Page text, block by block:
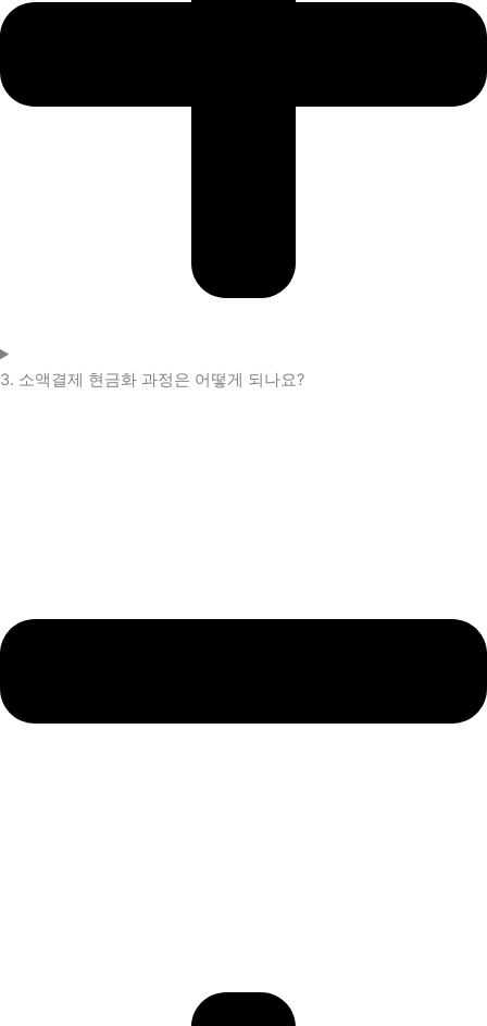
3. 소액결제 현금화 과정은 어떻게 되나요?